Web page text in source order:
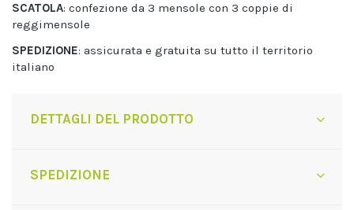
SCATOLA: confezione da 3 mensole con 3 coppie di
reggimensole
SPEDIZIONE: assicurata e gratuita su tutto il territorio
italiano
DETTAGLI DEL PRODOTTO
SPEDIZIONE